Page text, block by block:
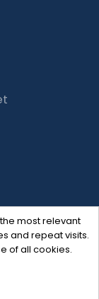
most relevant
and repeat visits.
of all cookies.